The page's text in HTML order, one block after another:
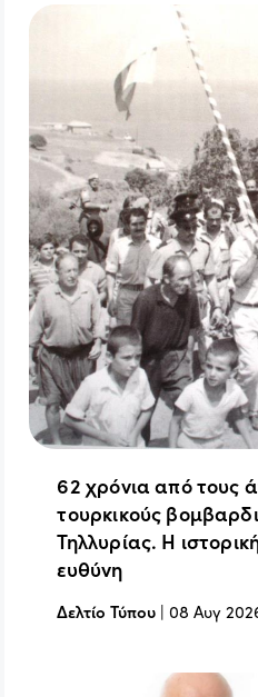
62 χρόνια από τους
τουρκικούς
Τηλλυρίας. Η
ευθύνη
Δελτίο Τύπου |08 Αυγ